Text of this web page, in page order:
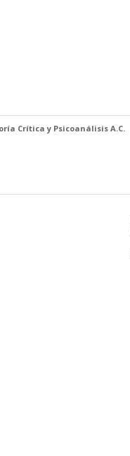
Crítica y Psicoanálisis A.C.